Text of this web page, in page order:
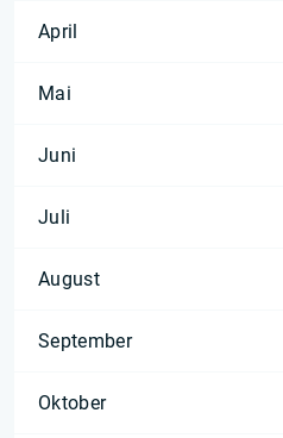
April
Mai
Juni
Juli
August
September
Oktober